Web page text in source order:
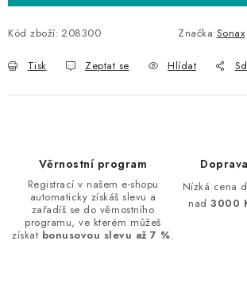
Kód zboží: 208300 Značka:Sonax
Tisk Zeptat se Hlídat
Věrnostní program
Registrací v našem e-shopu
automaticky získáš slevu a
zařadíš se do věrnostního
programu, ve kterém můžeš
získat bonusovou slevu až 7 %.
Nízká cena
nad3000